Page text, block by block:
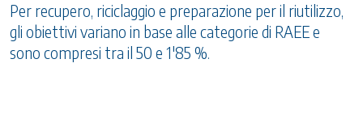
Per recupero, riciclaggio e preparazione per il riutilizzo,
gli obiettivi variano in base alle categorie di RAEE e
sono compresi tra il 50 e 1'85 %.